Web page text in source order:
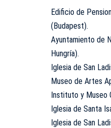
Edificio de
(Budapest).
Ayuntamiento de
Hungría).
Iglesia de San
Museo de Artes
Instituto y Museo
Iglesia de Santa
Iglesia de San